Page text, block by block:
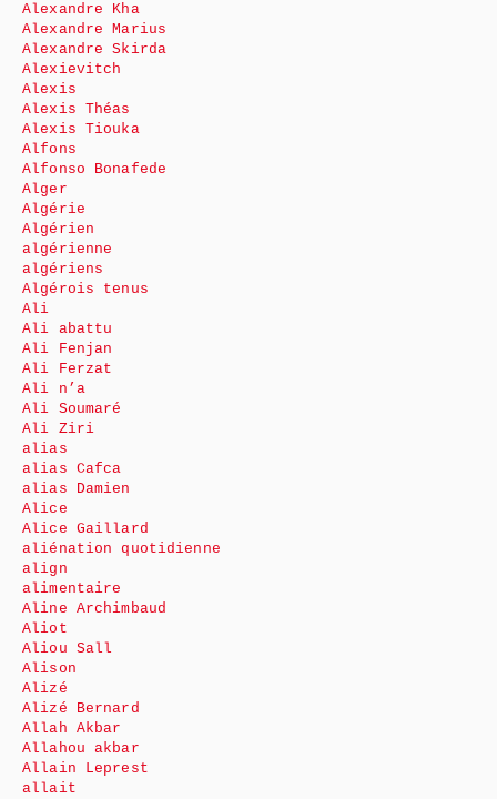
Alexandre Kha
Alexandre Marius
Alexandre Skirda
Alexievitch
Alexis
Alexis Théas
Alexis Tiouka
Alfons
Alfonso Bonafede
Alger
Algérie
Algérien
algérienne
algériens
Algérois tenus
Ali
Ali abattu
Ali Fenjan
Ali Ferzat
Ali n’a
Ali Soumaré
Ali Ziri
alias
alias Cafca
alias Damien
Alice
Alice Gaillard
aliénation quotidienne
align
alimentaire
Aline Archimbaud
Aliot
Aliou Sall
Alison
Alizé
Alizé Bernard
Allah Akbar
Allahou akbar
Allain Leprest
allait